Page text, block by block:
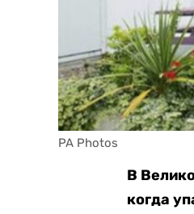
PA Photos
В
когда